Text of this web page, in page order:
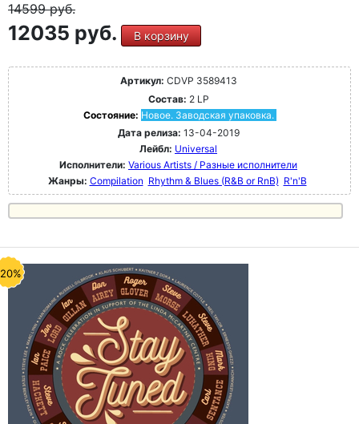
14599руб.
12035 руб. В корзину
Артикул: CDVP 3589413
Состав: 2 LP
Состояние: Новое. Заводская упаковка.
Дата релиза: 13-04-2019
Лейбл: Universal
Исполнители: Various Artists / Разные исполнители
Жанры: Compilation Rhythm & Blues (R&B or RnB) R'n'B